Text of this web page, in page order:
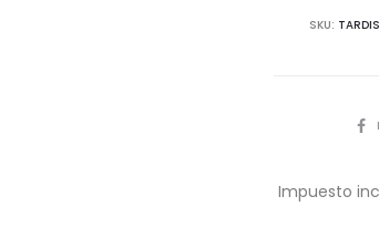
SKU:
Impuesto